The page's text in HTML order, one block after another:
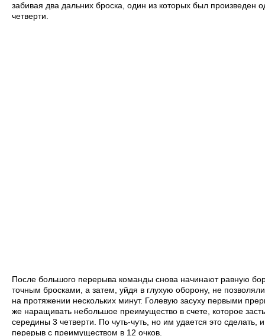
забивая два дальних броска, один из которых был произведен
четверти.
После большого перерыва команды снова начинают равную
точным бросками, а затем, уйдя в глухую оборону, не позволяли
на протяжении нескольких минут. Голевую засуху первыми
же наращивать небольшое преимущество в счете, которое
середины 3 четверти. По чуть-чуть, но им удается это
перерыв с преимуществом в 12 очков.